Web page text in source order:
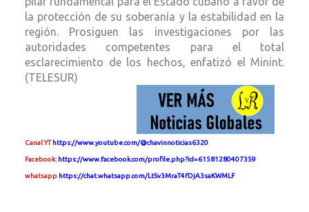
la protección de su soberanía y la estabilidad en la
región. Prosiguen las investigaciones por las
autoridades competentes para el total
esclarecimiento de los hechos, enfatizó el Minint.
(TELESUR)
Canal YT https://www.youtube.com/@chavinnoticias6320
Facebook: https://www.facebook.com/profile.php?id=61581280407359
whatsapp https://chat.whatsapp.com/LtSv3MraT4fDjA3saKWMLF